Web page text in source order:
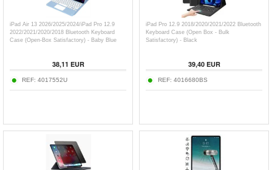
iPad Air 13 2026/2025/2024/iPad Pro 12.9
2022/2021/2020/2018 Bluetooth Keyboard
Case (Open-Box Satisfactory) - Baby Blue
38,11 EUR
REF: 4017552U
iPad Pro 12.9 2018/2020/2021/2022 Bluetooth
Keyboard Case (Open Box - Bulk
Satisfactory) - Black
39,40EUR
REF: 4016680BS